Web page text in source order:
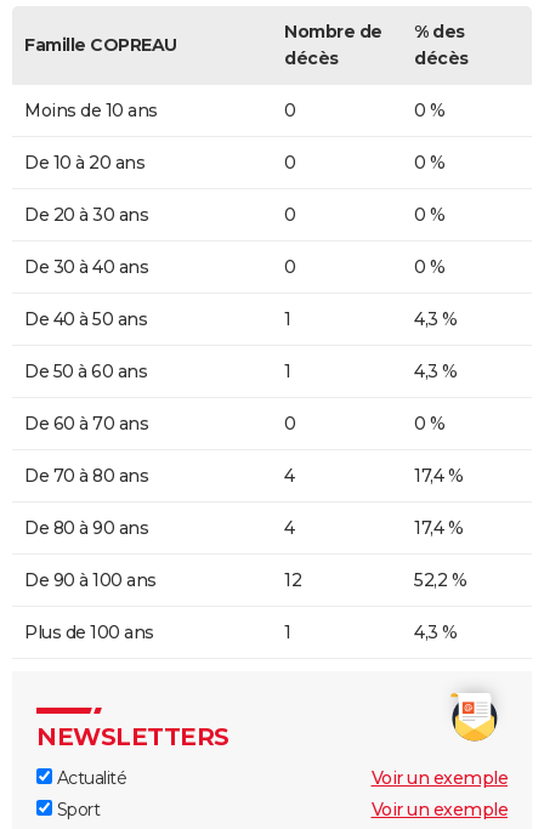
Famille COPREAU
Nombre de
décès
% des
décès
Moins de 10 ans 0 0 %
De 10 à 20 ans 0 0 %
De 20 à 30 ans 0 0 %
De 30 à 40 ans 0 0 %
De 40 à 50 ans 1 4,3 %
De 50 à 60 ans 1 4,3 %
De 60 à 70 ans 0 0 %
De 70 à 80 ans 4 17,4 %
De 80 à 90 ans 4 17,4 %
De 90 à 100 ans 12 52,2 %
Plus de 100 ans 1 4,3 %
NEWSLETTERS
Actualité
Voir un exemple
Sport
Voir un exemple